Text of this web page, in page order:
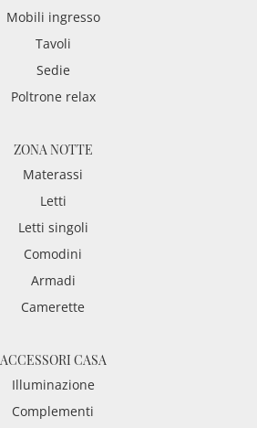
Mobili ingresso
Tavoli
Sedie
Poltrone relax
ZONA NOTTE
Materassi
Letti
Letti singoli
Comodini
Armadi
Camerette
ACCESSORI CASA
Illuminazione
Complementi